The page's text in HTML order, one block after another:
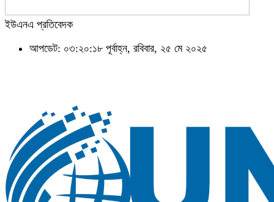
ইউএনএ প্রতিবেদক
আপডেট: ০৩:২০:১৮ পূর্বাহ্ন, রবিবার, ২৫ মে ২০২৫